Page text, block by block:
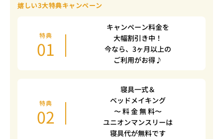
嬉しい3大特典キャンペーン
特典
01
キャンペーン料金を
大幅割引き中！
今なら、3ヶ月以上の
ご利用がお得♪
特典
02
寝具一式＆
ベッドメイキング
〜 料 金 無 料〜
ユニオンマンスリーは
寝具代が無料です